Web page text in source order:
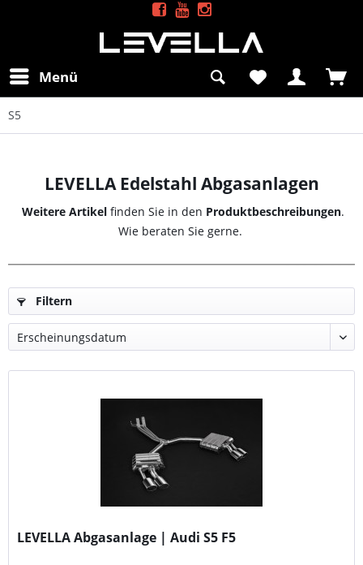
Menü
S5
LEVELLA Edelstahl Abgasanlagen
Weitere Artikel finden Sie in den Produktbeschreibungen.
Wie beraten Sie gerne.
Filtern
LEVELLA Abgasanlage | Audi S5 F5